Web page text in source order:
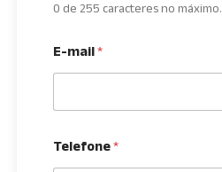
0 de 255 caracteres no máximo.
E-mail*
Telefone*